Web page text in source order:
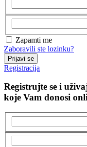
Zapamti me
Zaboravili ste lozinku?
Prijavi se
Registracija
Registrujte se i
koje Vam donosi